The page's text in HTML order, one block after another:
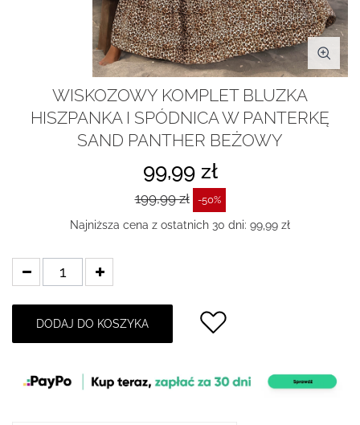
WISKOZOWY KOMPLET BLUZKA
HISZPANKA I SPÓDNICA W PANTERKĘ
SAND PANTHER BEŻOWY
99,99 zł
199,99 zł -50%
Najniższa cena z ostatnich 30 dni: 99,99 zł
DODAJ DO KOSZYKA